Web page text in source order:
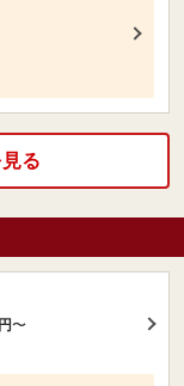
る
〜